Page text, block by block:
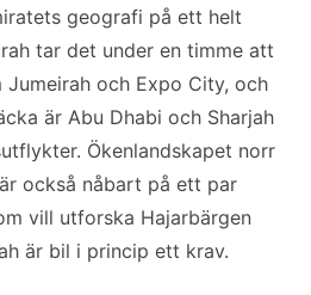
geografi på ett helt
tar det under en timme att
Jumeirah och Expo City, och
är Abu Dhabi och Sharjah
Ökenlandskapet norr
också nåbart på ett par
vill utforska Hajarbärgen
är bil i princip ett krav.